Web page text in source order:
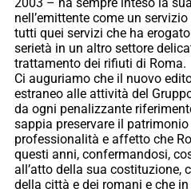
2003 – ha sempre inteso la
nell’emittente come un
tutti quei servizi che ha
serietà in un altro settore
trattamento dei rifiuti di Roma.
Ci auguriamo che il nuovo
estraneo alle attività del
da ogni penalizzante
sappia preservare il
professionalità e affetto che
questi anni, confermandosi,
all’atto della sua costituzione,
della città e dei romani e che